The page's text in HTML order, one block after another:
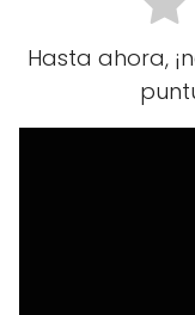
Hasta ahora,